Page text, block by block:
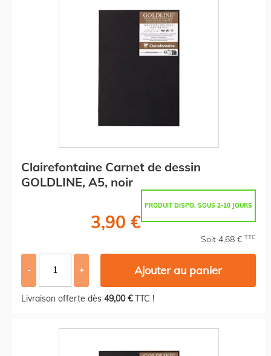
Clairefontaine Carnet de dessin
GOLDLINE, A5, noir
PRODUIT DISPO. SOUS 2-10 JOURS
3,90 €
Soit 4,68 € TTC
- + Ajouter au panier
Livraison offerte dès 49,00 €TTC !